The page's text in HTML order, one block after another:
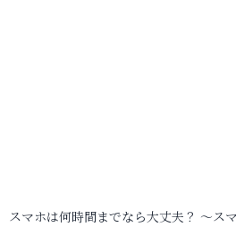
スマホは何時間までなら大丈夫？ ～ス